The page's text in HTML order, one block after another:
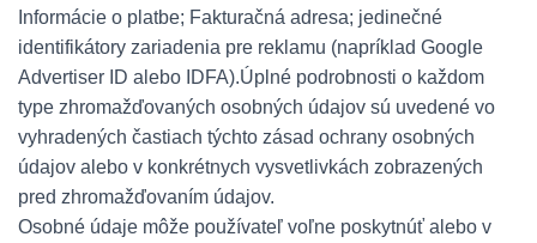
Informácie o platbe; Fakturačná adresa; jedinečné
identifikátory zariadenia pre reklamu (napríklad Google
Advertiser ID alebo IDFA).Úplné podrobnosti o každom
type zhromažďovaných osobných údajov sú uvedené vo
vyhradených častiach týchto zásad ochrany osobných
údajov alebo v konkrétnych vysvetlivkách zobrazených
pred zhromažďovaním údajov.
Osobné údaje môže používateľ voľne poskytnúť alebo v